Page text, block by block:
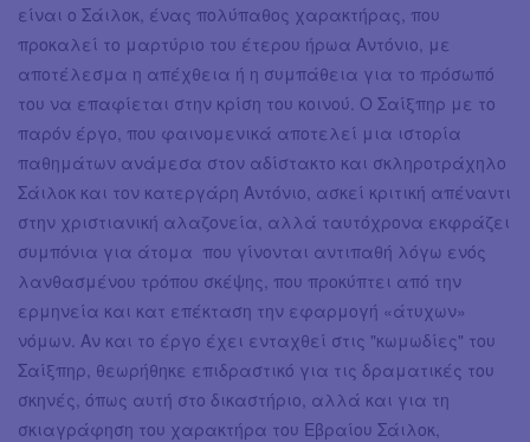
είναι ο Σάιλοκ, ένας πολύπαθος χαρακτήρας, που
προκαλεί το μαρτύριο του έτερου ήρωα Αντόνιο, με
αποτέλεσμα η απέχθεια ή η συμπάθεια για το πρόσωπό
του να επαφίεται στην κρίση του κοινού. Ο Σαίξπηρ με το
παρόν έργο, που φαινομενικά αποτελεί μια ιστορία
παθημάτων ανάμεσα στον αδίστακτο και σκληροτράχηλο
Σάιλοκ και τον κατεργάρη Αντόνιο, ασκεί κριτική απέναντι
στην χριστιανική αλαζονεία, αλλά ταυτόχρονα εκφράζει
συμπόνια για άτομα που γίνονται αντιπαθή λόγω ενός
λανθασμένου τρόπου σκέψης, που προκύπτει από την
ερμηνεία και κατ επέκταση την εφαρμογή «άτυχων»
νόμων. Αν και το έργο έχει ενταχθεί στις "κωμωδίες" του
Σαίξπηρ, θεωρήθηκε επιδραστικό για τις δραματικές του
σκηνές, όπως αυτή στο δικαστήριο, αλλά και για τη
σκιαγράφηση του χαρακτήρα του Εβραίου Σάιλοκ,